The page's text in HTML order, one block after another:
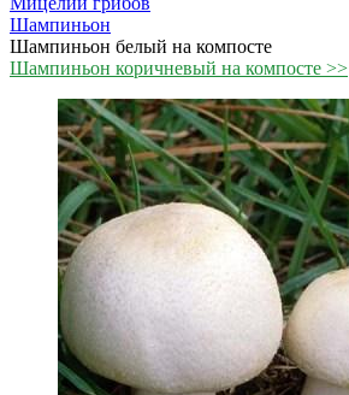
Шампиньон
Шампиньон белый на компосте
Шампиньон коричневый на компосте >>